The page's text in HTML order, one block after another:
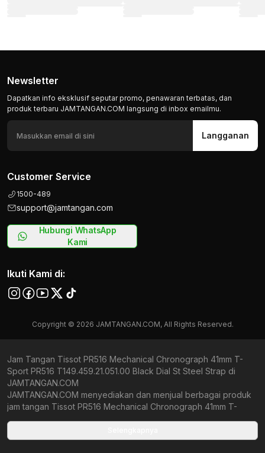
Newsletter
Dapatkan info eksklusif seputar promo, penawaran terbatas, dan
produk terbaru JAMTANGAN.COM langsung di inbox emailmu.
Langganan
Customer Service
1500-489
support@jamtangan.com
Hubungi WhatsApp
Kami
Ikuti Kami di:
Copyright © 2026 JAMTANGAN.COM, All Rights Reserved.
Jam Tangan Tissot PR516 Mechanical Chronograph 41mm T-
Sport PR516 T149.459.21.051.00 Black Dial St Steel Strap di
JAMTANGAN.COM
JAMTANGAN.COM menyediakan dan menjual berbagai produk
jam tangan Tissot PR516 Mechanical Chronograph 41mm T-
Kami berkomitmen untuk memberi penawaran terbaik bagi